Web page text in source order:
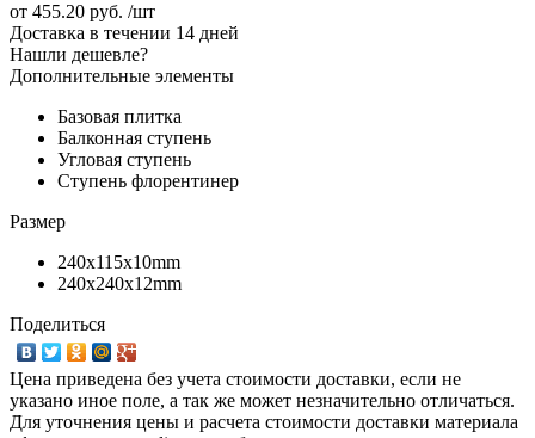
от 455.20 руб. /шт
Доставка в течении 14 дней
Нашли дешевле?
Дополнительные элементы
Базовая плитка
Балконная ступень
Угловая ступень
Ступень флорентинер
Размер
240х115х10mm
240х240х12mm
Поделиться
Цена приведена без учета стоимости доставки, если не
указано иное поле, а так же может незначительно отличаться.
Для уточнения цены и расчета стоимости доставки материала